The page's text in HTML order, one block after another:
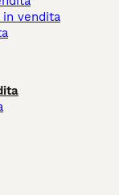
in vendita